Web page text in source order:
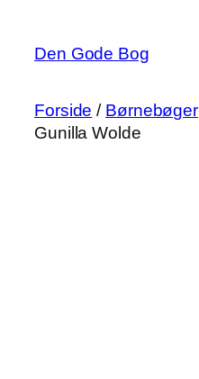
indhold
Den Gode Bog
Forside / Børnebøger
Gunilla Wolde